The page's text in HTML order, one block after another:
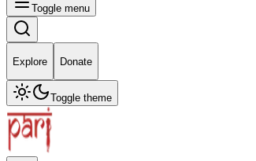
Toggle menu
Explore Donate
Toggle theme